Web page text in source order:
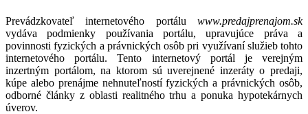
Prevádzkovateľ internetového portálu www.predajprenajom.sk
vydáva podmienky používania portálu, upravujúce práva a
povinnosti fyzických a právnických osôb pri využívaní služieb tohto
internetového portálu. Tento internetový portál je verejným
inzertným portálom, na ktorom sú uverejnené inzeráty o predaji,
kúpe alebo prenájme nehnuteľností fyzických a právnických osôb,
odborné články z oblasti realitného trhu a ponuka hypotekárnych
úverov.